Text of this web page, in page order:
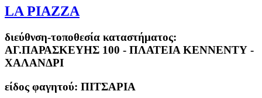
LA PIAZZA
διεύθνση-τοποθεσία καταστήματος:
ΑΓ.ΠΑΡΑΣΚΕΥΗΣ 100 - ΠΛΑΤΕΙΑ ΚΕΝΝΕΝΤΥ -
ΧΑΛΑΝΔΡΙ
είδος φαγητού: ΠΙΤΣΑΡΙΑ